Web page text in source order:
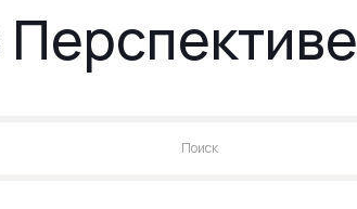
Перспективе
Поиск